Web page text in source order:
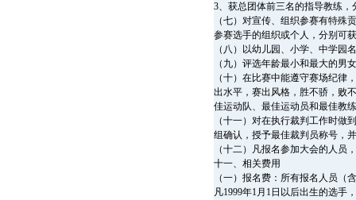
3、获总团体前三名的指导教练
（七）对宣传、组织参赛有特殊
参赛选手的组织或个人，分别可
（八）以幼儿园、小学、中学园
（九）评选年龄最小和最大的男
（十）在比赛中能遵守赛场纪律
出水平，赛出风格，胜不骄，败
佳运动队、最佳运动员和最佳教
（十一）对在执行裁判工作时做
组确认，授予最佳裁判员称号，
（十二）凡报名参加大会的人员
十一、相关费用
（一）报名费：所有报名人员（
凡1999年1月1日以后出生的选手